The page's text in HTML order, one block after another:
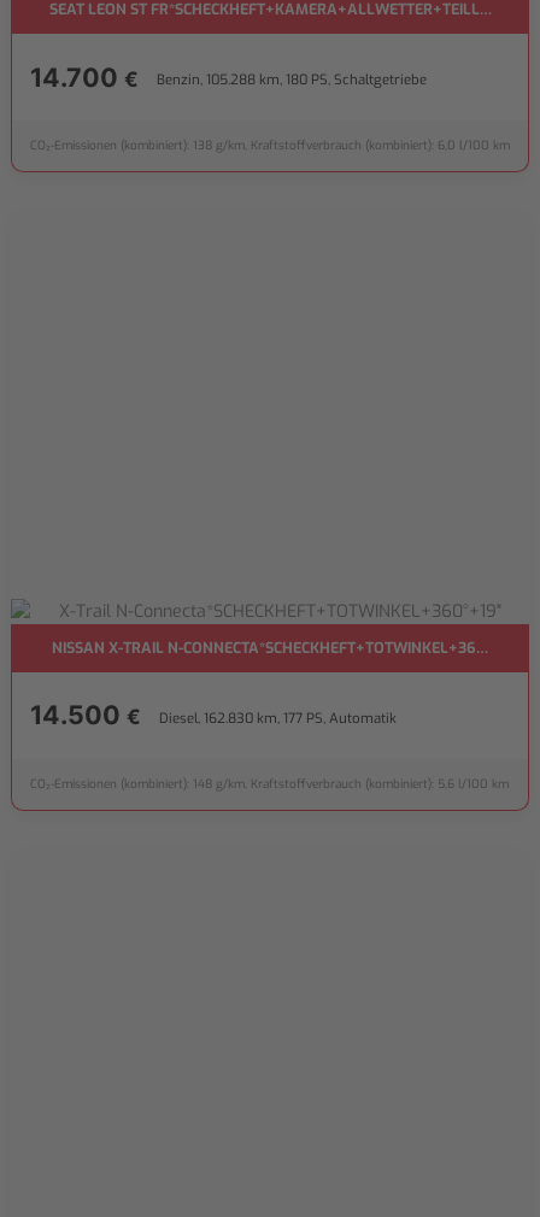
SEAT LEON ST FR*SCHECKHEFT+KAMERA+ALLWETTER+TEILLEDER
14.700 € Benzin, 105.288 km, 180 PS, Schaltgetriebe
CO₂-Emissionen (kombiniert): 138 g/km, Kraftstoffverbrauch (kombiniert): 6,0 l/100 km
NISSAN X-TRAIL N-CONNECTA*SCHECKHEFT+TOTWINKEL+360°+19"
14.500 € Diesel, 162.830 km, 177 PS, Automatik
CO₂-Emissionen (kombiniert): 148 g/km, Kraftstoffverbrauch (kombiniert): 5,6 l/100 km